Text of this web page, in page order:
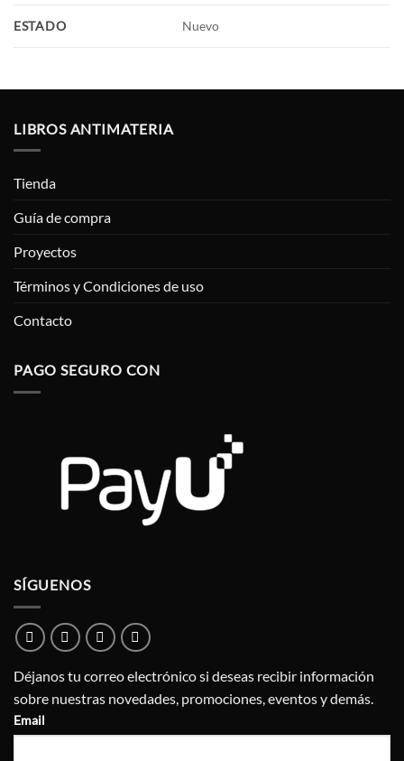
ESTADO Nuevo
LIBROS ANTIMATERIA
Tienda
Guía de compra
Proyectos
Términos y Condiciones de uso
Contacto
PAGO SEGURO CON
SÍGUENOS
Déjanos tu correo electrónico si deseas recibir información
sobre nuestras novedades, promociones, eventos y demás.
Email